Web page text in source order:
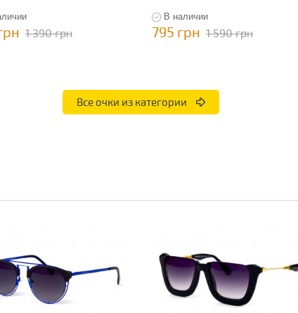
1 390 грн
В наличии
795 грн 1 590 грн
Все очки из категории